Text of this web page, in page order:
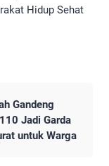
Hidup Sehat
Gandeng
Jadi Garda
untuk Warga